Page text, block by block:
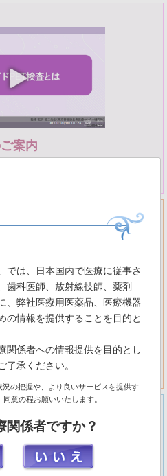
案内
発経緯を分かりやすく紹介していま
では、日本国内で医療に従事さ
歯科医師、放射線技師、薬剤
、弊社医療用医薬品、医療機器
の情報を提供することを目的と
関係者への情報提供を目的とし
了承ください。
の把握や、より良いサービスを提供す
意の程お願いいたします。
関係者ですか？